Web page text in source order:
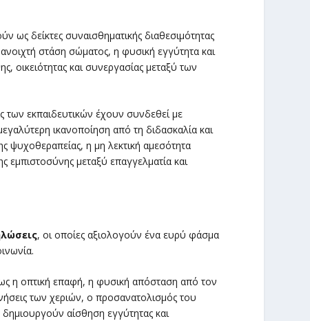
ως δείκτες συναισθηματικής διαθεσιμότητας
στάση σώματος, η φυσική εγγύτητα και
οικειότητας και συνεργασίας μεταξύ των
των εκπαιδευτικών έχουν συνδεθεί με
ικανοποίηση από τη διδασκαλία και
ψυχοθεραπείας, η μη λεκτική αμεσότητα
εμπιστοσύνης μεταξύ επαγγελματία και
, οι οποίες αξιολογούν ένα ευρύ φάσμα
η οπτική επαφή, η φυσική απόσταση από τον
των χεριών, ο προσανατολισμός του
αίσθηση εγγύτητας και